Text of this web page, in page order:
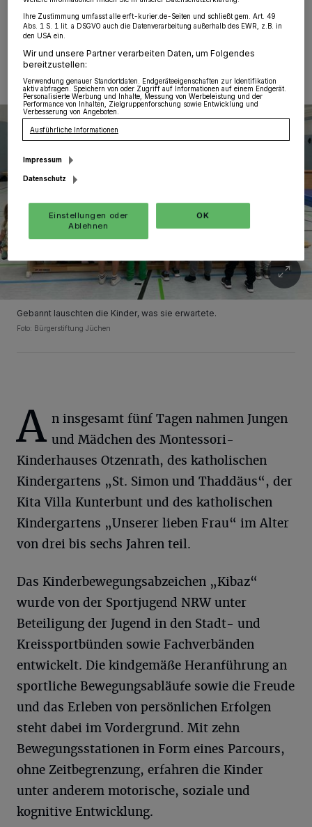
01.10.2024 , 08:00 Uhr
Gebannt lauschten die Kinder, was sie erwartete.
Foto: Bürgerstiftung Jüchen
A n insgesamt fünf Tagen nahmen Jungen
und Mädchen des Montessori-
Kinderhauses Otzenrath, des katholischen
Kindergartens „St. Simon und Thaddäus“, der
Kita Villa Kunterbunt und des katholischen
Kindergartens „Unserer lieben Frau“ im Alter
von drei bis sechs Jahren teil.
Das Kinderbewegungsabzeichen „Kibaz“
wurde von der Sportjugend NRW unter
Beteiligung der Jugend in den Stadt- und
Kreissportbünden sowie Fachverbänden
entwickelt. Die kindgemäße Heranführung an
sportliche Bewegungsabläufe sowie die Freude
und das Erleben von persönlichen Erfolgen
steht dabei im Vordergrund. Mit zehn
Bewegungsstationen in Form eines Parcours,
ohne Zeitbegrenzung, erfahren die Kinder
unter anderem motorische, soziale und
kognitive Entwicklung.
Ihre Zustimmung umfasst alle erft-kurier.de-Seiten und schließt gem. Art. 49
Abs. 1 S. 1 lit. a DSGVO auch die Datenverarbeitung außerhalb des EWR, z.B. in
den USA ein.
Wir und unsere Partner verarbeiten Daten, um Folgendes
bereitzustellen:
Verwendung genauer Standortdaten. Endgeräteeigenschaften zur Identifikation
aktiv abfragen. Speichern von oder Zugriff auf Informationen auf einem Endgerät.
Personalisierte Werbung und Inhalte, Messung von Werbeleistung und der
Performance von Inhalten, Zielgruppenforschung sowie Entwicklung und
Verbesserung von Angeboten.
Ausführliche Informationen
Impressum
Datenschutz
Einstellungen oder
Ablehnen
OK